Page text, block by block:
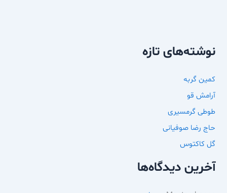
نوشته‌های تازه
کمین گربه
آرامش قو
طوطی گرمسیری
حاج رضا صوفیانی
گل کاکتوس
آخرین دیدگاه‌ها